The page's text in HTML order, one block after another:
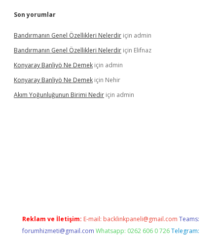
Son yorumlar
Bandırmanın Genel Özellikleri Nelerdir için admin
Bandırmanın Genel Özellikleri Nelerdir için Elifnaz
Konyaray Banliyö Ne Demek için admin
Konyaray Banliyö Ne Demek için Nehir
Akım Yoğunluğunun Birimi Nedir için admin
Reklam ve İletişim: E-mail: backlinkpaneli@gmail.com Teams:
forumhizmeti@gmail.com Whatsapp: 0262 606 0 726 Telegram: